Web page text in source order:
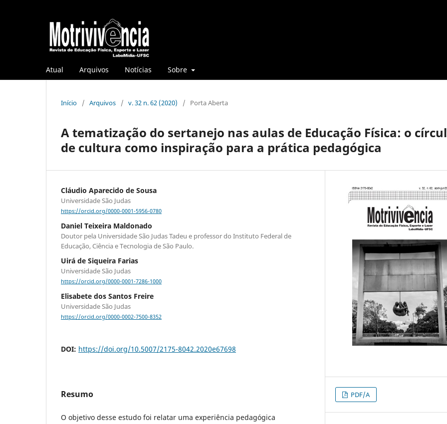
Atual Arquivos Notícias Sobre
Início / Arquivos / v. 32 n. 62 (2020) / Porta Aberta
A tematização do sertanejo nas aulas de Educação Física: o
de cultura como inspiração para a prática pedagógica
Cláudio Aparecido de Sousa
Universidade São Judas
https://orcid.org/0000-0001-5956-0780
Daniel Teixeira Maldonado
Doutor pela Universidade São Judas Tadeu e professor do Instituto Federal de
Educação, Ciência e Tecnologia de São Paulo.
Uirá de Siqueira Farias
Universidade São Judas
https://orcid.org/0000-0001-7286-1000
Elisabete dos Santos Freire
Universidade São Judas
https://orcid.org/0000-0002-7500-8352
DOI: https://doi.org/10.5007/2175-8042.2020e67698
Resumo
O objetivo desse estudo foi relatar uma experiência pedagógica
PDF/A